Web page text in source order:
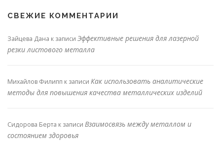
СВЕЖИЕ КОММЕНТАРИИ
Зайцева Дана к записи Эффективные решения для лазерной
резки листового металла
Михайлов Филипп к записи Как использовать аналитические
методы для повышения качества металлических изделий
Сидорова Берта к записи Взаимосвязь между металлом и
состоянием здоровья